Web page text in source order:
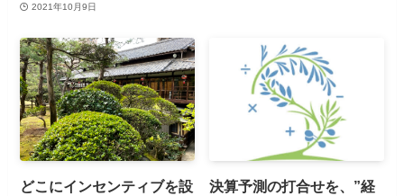
2021年10月9日
どこにインセンティブを設
決算予測の打合せを、”経